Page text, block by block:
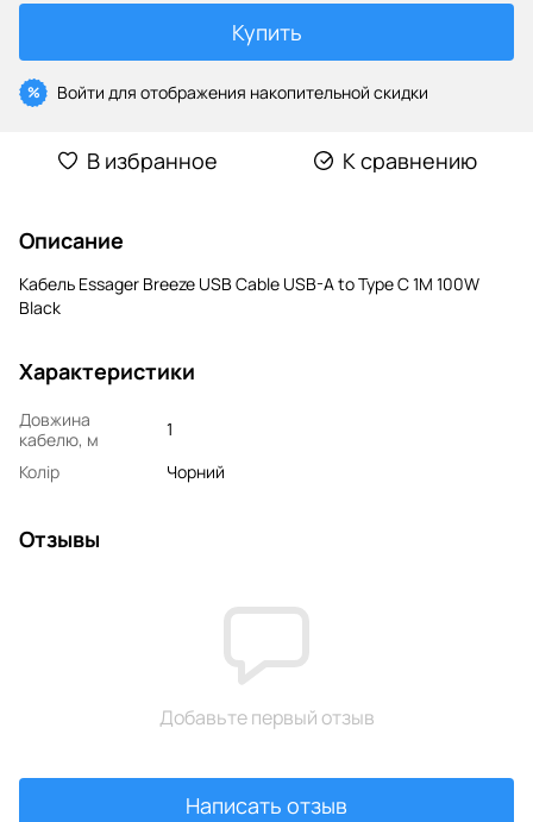
Купить
% Войти для отображения накопительной скидки
В избранное К сравнению
Описание
Кабель Essager Breeze USB Cable USB-A to Type C 1M 100W
Black
Характеристики
Довжина
кабелю, м
1
Колір
Чорний
Отзывы
Добавьте первый отзыв
Написать отзыв